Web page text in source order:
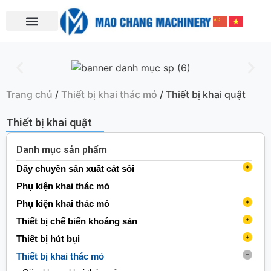
Trang chủ / Thiết bị khai thác mỏ / Thiết bị khai quật
Thiết bị khai quật
Danh mục sản phẩm
Dây chuyền sản xuất cát sỏi
Máy làm cát (nghiền phản kích)
Máy nghiền trục đứng
Máy rửa cát
Máy rửa cát dạng bánh xe
Máy rửa cát xoắn ốc
Trạm nghiền di động
Trạm nghiền di động bánh xích
Phụ kiện khai thác mỏ
Phụ kiện khai thác mỏ
Phụ kiện băng tải
Băng tải
Con lăn
Phụ kiện giàn khoan
Phụ kiện khai thác
Thiết bị chế biến khoáng sản
Thiết bị băng tải
Băng tải cào
Thiết bị cấp liệu
Thiết bị hút bụi
Máy hút bụi dạng túi
Thiết bị khai thác mỏ